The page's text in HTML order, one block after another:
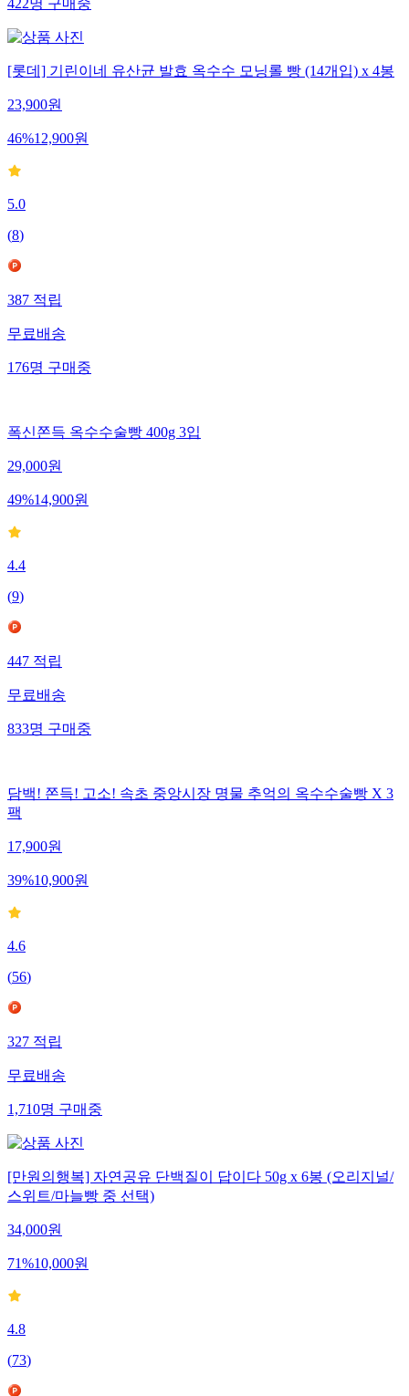
422명구매중
[롯데] 기린이네 유산균 발효 옥수수 모닝롤 빵 (14개입) x 4봉
23,900원
46%12,900원
5.0
(8)
387적립
무료배송
176명구매중
폭신쫀득 옥수수술빵 400g 3입
29,000원
49%14,900원
4.4
(9)
447적립
무료배송
833명구매중
담백! 쫀득! 고소! 속초 중앙시장 명물 추억의 옥수수술빵 X 3
팩
17,900원
39%10,900원
4.6
(56)
327적립
무료배송
1,710명구매중
[만원의행복] 자연공유 단백질이 답이다 50g x 6봉 (오리지널/
스위트/마늘빵 중 선택)
34,000원
71%10,000원
4.8
(73)